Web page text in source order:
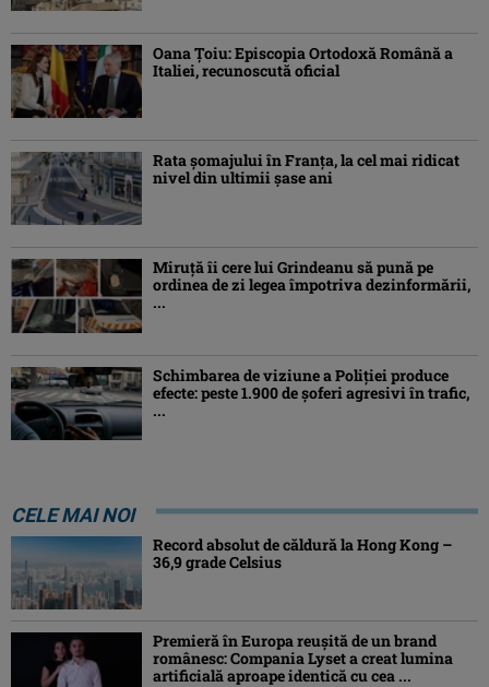
Oana Ţoiu: Episcopia Ortodoxă Română a
Italiei, recunoscută oficial
Rata şomajului în Franța, la cel mai ridicat
nivel din ultimii şase ani
Miruţă îi cere lui Grindeanu să pună pe
ordinea de zi legea împotriva dezinformării,
...
Schimbarea de viziune a Poliţiei produce
efecte: peste 1.900 de şoferi agresivi în trafic,
...
CELE MAI NOI
Record absolut de căldură la Hong Kong –
36,9 grade Celsius
Premieră în Europa reușită de un brand
românesc: Compania Lyset a creat lumina
artificială aproape identică cu cea ...